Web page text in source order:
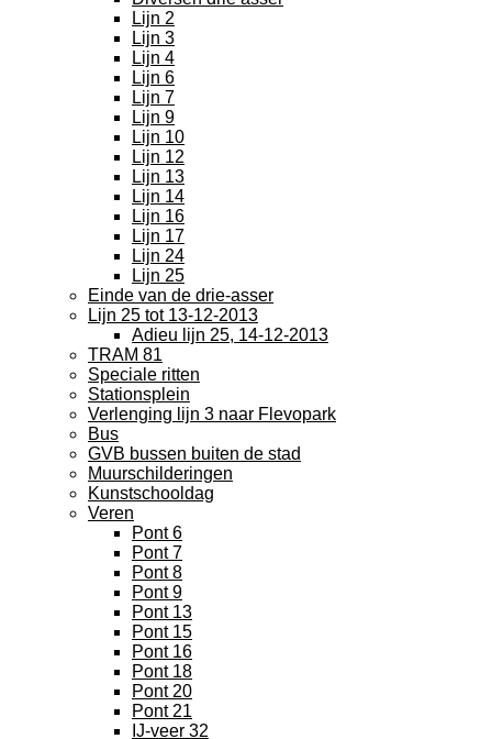
Lijn 2
Lijn 3
Lijn 4
Lijn 6
Lijn 7
Lijn 9
Lijn 10
Lijn 12
Lijn 13
Lijn 14
Lijn 16
Lijn 17
Lijn 24
Lijn 25
Einde van de drie-asser
Lijn 25 tot 13-12-2013
Adieu lijn 25, 14-12-2013
TRAM 81
Speciale ritten
Stationsplein
Verlenging lijn 3 naar Flevopark
Bus
GVB bussen buiten de stad
Muurschilderingen
Kunstschooldag
Veren
Pont 6
Pont 7
Pont 8
Pont 9
Pont 13
Pont 15
Pont 16
Pont 18
Pont 20
Pont 21
IJ-veer 32